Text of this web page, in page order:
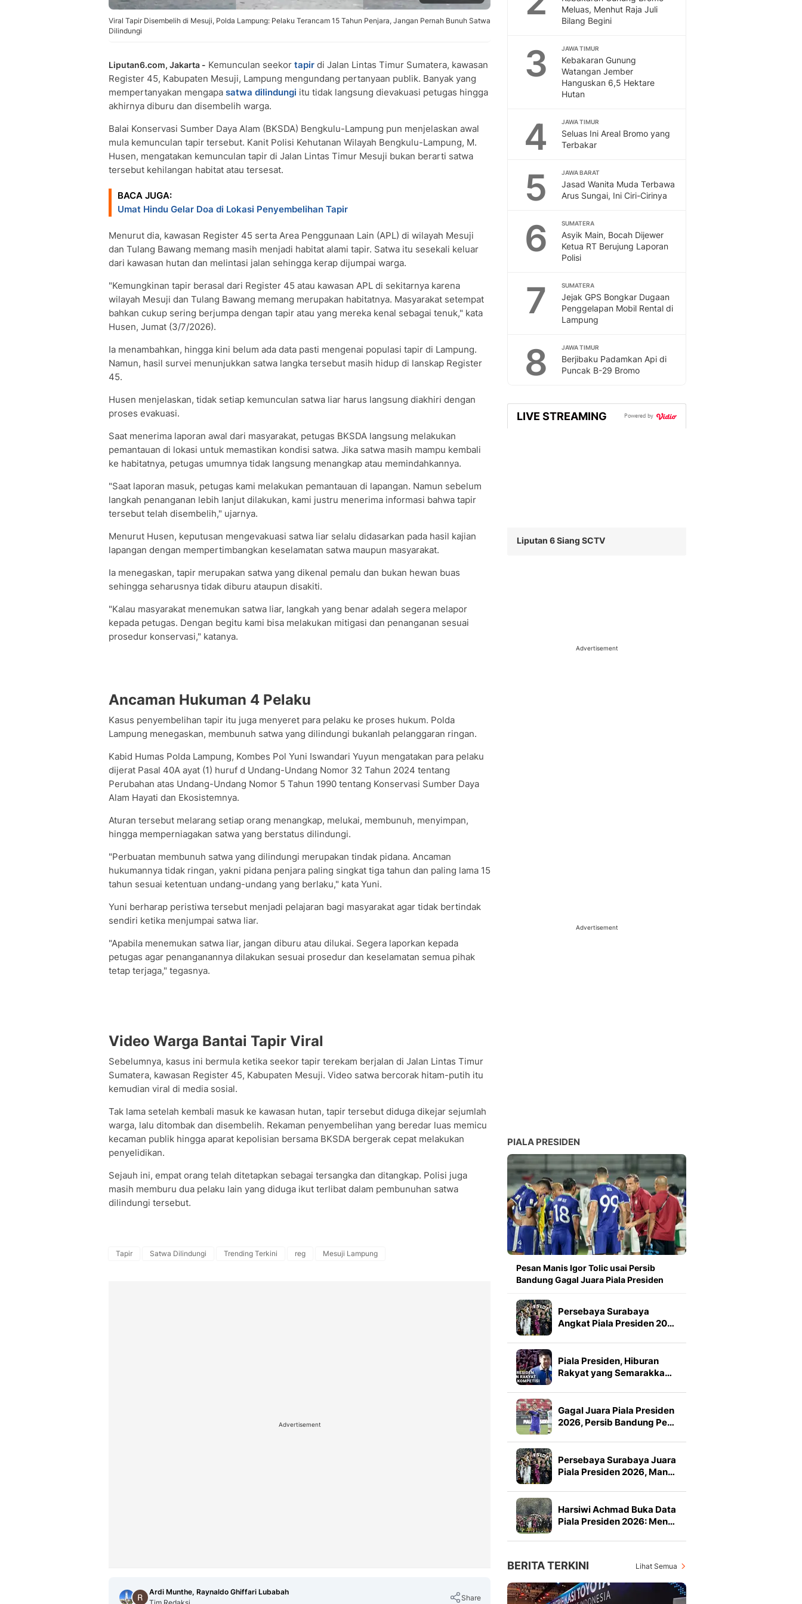
Viral Tapir Disembelih di Mesuji, Polda Lampung: Pelaku Terancam 15 Tahun Penjara, Jangan Pernah Bunuh Satwa
Dilindungi
Liputan6.com, Jakarta - Kemunculan seekor tapir di Jalan Lintas Timur Sumatera, kawasan
Register 45, Kabupaten Mesuji, Lampung mengundang pertanyaan publik. Banyak yang
mempertanyakan mengapa satwa dilindungi itu tidak langsung dievakuasi petugas hingga
akhirnya diburu dan disembelih warga.
Balai Konservasi Sumber Daya Alam (BKSDA) Bengkulu-Lampung pun menjelaskan awal
mula kemunculan tapir tersebut. Kanit Polisi Kehutanan Wilayah Bengkulu-Lampung, M.
Husen, mengatakan kemunculan tapir di Jalan Lintas Timur Mesuji bukan berarti satwa
tersebut kehilangan habitat atau tersesat.
BACA JUGA:
Umat Hindu Gelar Doa di Lokasi Penyembelihan Tapir
Menurut dia, kawasan Register 45 serta Area Penggunaan Lain (APL) di wilayah Mesuji
dan Tulang Bawang memang masih menjadi habitat alami tapir. Satwa itu sesekali keluar
dari kawasan hutan dan melintasi jalan sehingga kerap dijumpai warga.
"Kemungkinan tapir berasal dari Register 45 atau kawasan APL di sekitarnya karena
wilayah Mesuji dan Tulang Bawang memang merupakan habitatnya. Masyarakat setempat
bahkan cukup sering berjumpa dengan tapir atau yang mereka kenal sebagai tenuk," kata
Husen, Jumat (3/7/2026).
Ia menambahkan, hingga kini belum ada data pasti mengenai populasi tapir di Lampung.
Namun, hasil survei menunjukkan satwa langka tersebut masih hidup di lanskap Register
45.
Husen menjelaskan, tidak setiap kemunculan satwa liar harus langsung diakhiri dengan
proses evakuasi.
Saat menerima laporan awal dari masyarakat, petugas BKSDA langsung melakukan
pemantauan di lokasi untuk memastikan kondisi satwa. Jika satwa masih mampu kembali
ke habitatnya, petugas umumnya tidak langsung menangkap atau memindahkannya.
"Saat laporan masuk, petugas kami melakukan pemantauan di lapangan. Namun sebelum
langkah penanganan lebih lanjut dilakukan, kami justru menerima informasi bahwa tapir
tersebut telah disembelih," ujarnya.
Menurut Husen, keputusan mengevakuasi satwa liar selalu didasarkan pada hasil kajian
lapangan dengan mempertimbangkan keselamatan satwa maupun masyarakat.
Ia menegaskan, tapir merupakan satwa yang dikenal pemalu dan bukan hewan buas
sehingga seharusnya tidak diburu ataupun disakiti.
"Kalau masyarakat menemukan satwa liar, langkah yang benar adalah segera melapor
kepada petugas. Dengan begitu kami bisa melakukan mitigasi dan penanganan sesuai
prosedur konservasi," katanya.
Ancaman Hukuman 4 Pelaku
Kasus penyembelihan tapir itu juga menyeret para pelaku ke proses hukum. Polda
Lampung menegaskan, membunuh satwa yang dilindungi bukanlah pelanggaran ringan.
Kabid Humas Polda Lampung, Kombes Pol Yuni Iswandari Yuyun mengatakan para pelaku
dijerat Pasal 40A ayat (1) huruf d Undang-Undang Nomor 32 Tahun 2024 tentang
Perubahan atas Undang-Undang Nomor 5 Tahun 1990 tentang Konservasi Sumber Daya
Alam Hayati dan Ekosistemnya.
Aturan tersebut melarang setiap orang menangkap, melukai, membunuh, menyimpan,
hingga memperniagakan satwa yang berstatus dilindungi.
"Perbuatan membunuh satwa yang dilindungi merupakan tindak pidana. Ancaman
hukumannya tidak ringan, yakni pidana penjara paling singkat tiga tahun dan paling lama 15
tahun sesuai ketentuan undang-undang yang berlaku," kata Yuni.
Yuni berharap peristiwa tersebut menjadi pelajaran bagi masyarakat agar tidak bertindak
sendiri ketika menjumpai satwa liar.
"Apabila menemukan satwa liar, jangan diburu atau dilukai. Segera laporkan kepada
petugas agar penanganannya dilakukan sesuai prosedur dan keselamatan semua pihak
tetap terjaga," tegasnya.
Video Warga Bantai Tapir Viral
Sebelumnya, kasus ini bermula ketika seekor tapir terekam berjalan di Jalan Lintas Timur
Sumatera, kawasan Register 45, Kabupaten Mesuji. Video satwa bercorak hitam-putih itu
kemudian viral di media sosial.
Tak lama setelah kembali masuk ke kawasan hutan, tapir tersebut diduga dikejar sejumlah
warga, lalu ditombak dan disembelih. Rekaman penyembelihan yang beredar luas memicu
kecaman publik hingga aparat kepolisian bersama BKSDA bergerak cepat melakukan
penyelidikan.
Sejauh ini, empat orang telah ditetapkan sebagai tersangka dan ditangkap. Polisi juga
masih memburu dua pelaku lain yang diduga ikut terlibat dalam pembunuhan satwa
dilindungi tersebut.
Tapir Satwa Dilindungi Trending Terkini reg Mesuji Lampung
Advertisement
Ardi Munthe, Raynaldo Ghiffari Lubabah
Share
Meluas, Menhut Raja Juli
Bilang Begini
3 JAWA TIMUR
Kebakaran Gunung
Watangan Jember
Hanguskan 6,5 Hektare
Hutan
4 JAWA TIMUR
Seluas Ini Areal Bromo yang
Terbakar
5 JAWA BARAT
Jasad Wanita Muda Terbawa
Arus Sungai, Ini Ciri-Cirinya
6 SUMATERA
Asyik Main, Bocah Dijewer
Ketua RT Berujung Laporan
Polisi
7 SUMATERA
Jejak GPS Bongkar Dugaan
Penggelapan Mobil Rental di
Lampung
8 JAWA TIMUR
Berjibaku Padamkan Api di
Puncak B-29 Bromo
LIVE STREAMING Powered by
Liputan 6 Siang SCTV
Advertisement
Advertisement
PIALA PRESIDEN
Pesan Manis Igor Tolic usai Persib
Bandung Gagal Juara Piala Presiden
Persebaya Surabaya
Angkat Piala Presiden 20…
Piala Presiden, Hiburan
Rakyat yang Semarakka…
Gagal Juara Piala Presiden
2026, Persib Bandung Pe…
Persebaya Surabaya Juara
Piala Presiden 2026, Man…
Harsiwi Achmad Buka Data
Piala Presiden 2026: Men…
BERITA TERKINI Lihat Semua